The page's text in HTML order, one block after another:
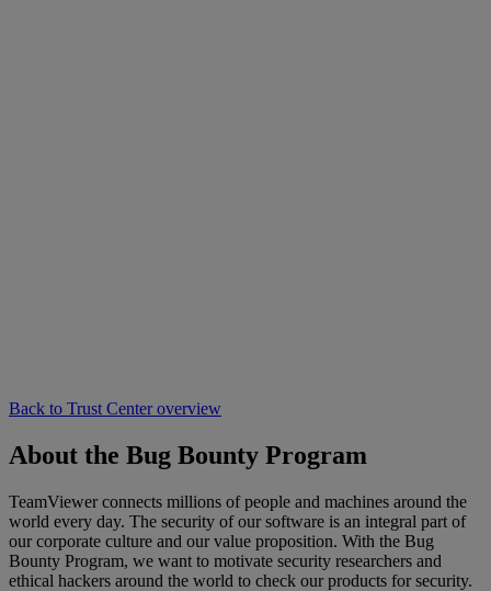
Back to Trust Center overview
About the Bug Bounty Program
TeamViewer connects millions of people and machines around the
world every day. The security of our software is an integral part of
our corporate culture and our value proposition. With the Bug
Bounty Program, we want to motivate security researchers and
ethical hackers around the world to check our products for security.